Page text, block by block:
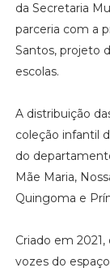
da Secretaria
parceria com a
Santos, projeto
escolas.
A distribuição
coleção infantil
do
Mãe Maria,
Quingoma e
Criado em
vozes do